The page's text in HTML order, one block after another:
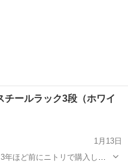
チールラック3段（ホワイ
1月13日
年ほど前にニトリで購入し